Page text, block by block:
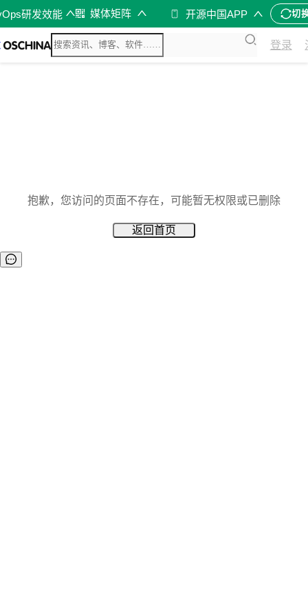
研发效能 媒体矩阵 开源中国APP 切
登录
抱歉，您访问的页面不存在，可能暂无权限或已删除
返回首页